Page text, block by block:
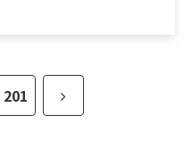
201
次